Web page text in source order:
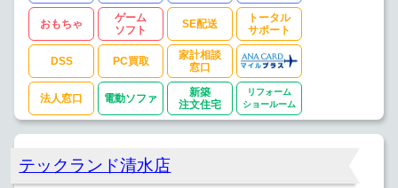
おもちゃ
ゲーム
ソフト
SE配送
トータル
サポート
DSS PC買取
家計相談
窓口
法人窓口 電動ソファ
新築
注文住宅
リフォーム
ショールーム
テックランド清水店